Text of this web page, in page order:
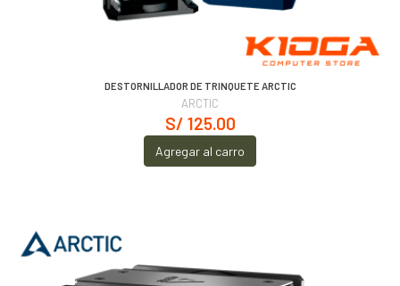
DESTORNILLADOR DE TRINQUETE ARCTIC
ARCTIC
S/ 125.00
Agregar al carro